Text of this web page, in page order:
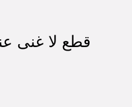
قطع لا غنى